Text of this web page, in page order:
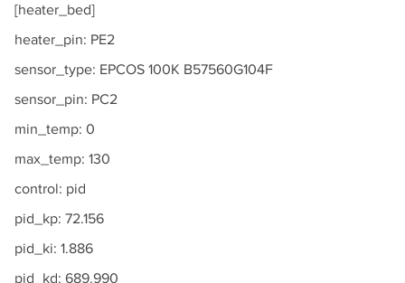
[heater_bed]
heater_pin: PE2
sensor_type: EPCOS 100K B57560G104F
sensor_pin: PC2
min_temp: 0
max_temp: 130
control: pid
pid_kp: 72.156
pid_ki: 1.886
pid_kd: 689.990